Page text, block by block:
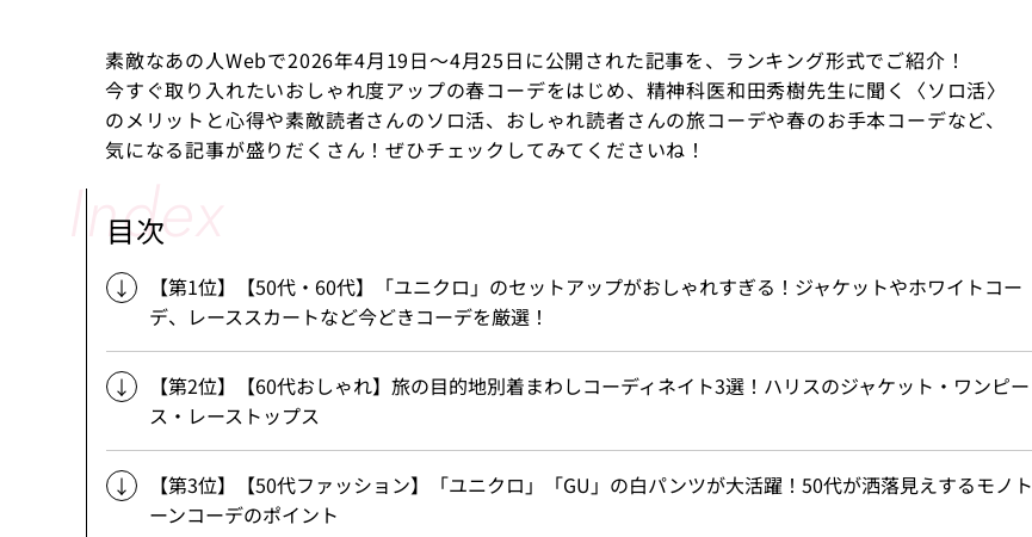
素敵なあの人Webで2026年4月19日～4月25日に公開された記事を、ランキング形式でご紹介！
今すぐ取り入れたいおしゃれ度アップの春コーデをはじめ、精神科医和田秀樹先生に聞く〈ソロ活〉
のメリットと心得や素敵読者さんのソロ活、おしゃれ読者さんの旅コーデや春のお手本コーデなど、
気になる記事が盛りだくさん！ぜひチェックしてみてくださいね！
目次
【第1位】【50代・60代】「ユニクロ」のセットアップがおしゃれすぎる！ジャケットやホワイトコー
デ、レーススカートなど今どきコーデを厳選！
【第2位】【60代おしゃれ】旅の目的地別着まわしコーディネイト3選！ハリスのジャケット・ワンピー
ス・レーストップス
【第3位】【50代ファッション】「ユニクロ」「GU」の白パンツが大活躍！50代が洒落見えするモノト
ーンコーデのポイント